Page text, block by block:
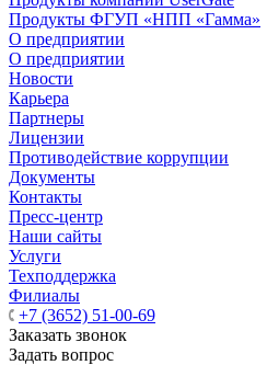
Продукты ФГУП «НПП «Гамма»
О предприятии
О предприятии
Новости
Карьера
Партнеры
Лицензии
Противодействие коррупции
Документы
Контакты
Пресс-центр
Наши сайты
Услуги
Техподдержка
Филиалы
+7 (3652) 51-00-69
Заказать звонок
Задать вопрос